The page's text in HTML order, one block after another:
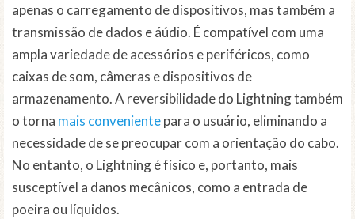
apenas o carregamento de dispositivos, mas também a
transmissão de dados e áúdio. É compatível com uma
ampla variedade de acessórios e periféricos, como
caixas de som, câmeras e dispositivos de
armazenamento. A reversibilidade do Lightning também
o torna mais convenientepara o usuário, eliminando a
necessidade de se preocupar com a orientação do cabo.
No entanto, o Lightning é físico e, portanto, mais
susceptível a danos mecânicos, como a entrada de
poeira ou líquidos.